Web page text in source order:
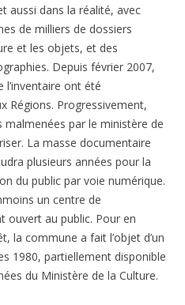
aussi dans la réalité, avec
de milliers de dossiers
et les objets, et des
Depuis février 2007,
l’inventaire ont été
Régions. Progressivement,
malmenées par le ministère de
La masse documentaire
plusieurs années pour la
du public par voie numérique.
un centre de
ouvert au public. Pour en
la commune a fait l’objet d’un
1980, partiellement disponible
du Ministère de la Culture.